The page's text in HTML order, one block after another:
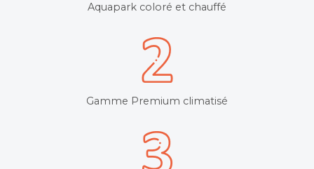
Aquapark coloré et chauffé
Gamme Premium climatisé